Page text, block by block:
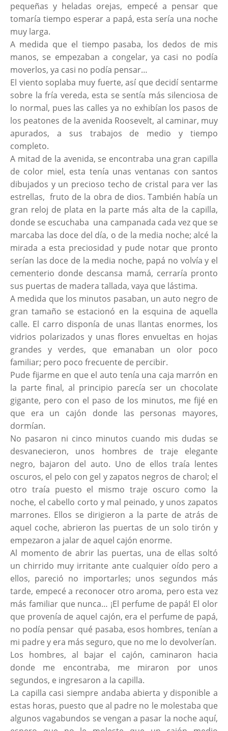
pequeñas y heladas orejas, empecé a pensar que
tomaría tiempo esperar a papá, esta sería una noche
muy larga.
A medida que el tiempo pasaba, los dedos de mis
manos, se empezaban a congelar, ya casi no podía
moverlos, ya casi no podía pensar…
El viento soplaba muy fuerte, así que decidí sentarme
sobre la fría vereda, esta se sentía más silenciosa de
lo normal, pues las calles ya no exhibían los pasos de
los peatones de la avenida Roosevelt, al caminar, muy
apurados, a sus trabajos de medio y tiempo
completo.
A mitad de la avenida, se encontraba una gran capilla
de color miel, esta tenía unas ventanas con santos
dibujados y un precioso techo de cristal para ver las
estrellas, fruto de la obra de dios. También había un
gran reloj de plata en la parte más alta de la capilla,
donde se escuchaba una campanada cada vez que se
marcaba las doce del día, o de la media noche; alcé la
mirada a esta preciosidad y pude notar que pronto
serían las doce de la media noche, papá no volvía y el
cementerio donde descansa mamá, cerraría pronto
sus puertas de madera tallada, vaya que lástima.
A medida que los minutos pasaban, un auto negro de
gran tamaño se estacionó en la esquina de aquella
calle. El carro disponía de unas llantas enormes, los
vidrios polarizados y unas flores envueltas en hojas
grandes y verdes, que emanaban un olor poco
familiar; pero poco frecuente de percibir.
Pude fijarme en que el auto tenía una caja marrón en
la parte final, al principio parecía ser un chocolate
gigante, pero con el paso de los minutos, me fijé en
que era un cajón donde las personas mayores,
dormían.
No pasaron ni cinco minutos cuando mis dudas se
desvanecieron, unos hombres de traje elegante
negro, bajaron del auto. Uno de ellos traía lentes
oscuros, el pelo con gel y zapatos negros de charol; el
otro traía puesto el mismo traje oscuro como la
noche, el cabello corto y mal peinado, y unos zapatos
marrones. Ellos se dirigieron a la parte de atrás de
aquel coche, abrieron las puertas de un solo tirón y
empezaron a jalar de aquel cajón enorme.
Al momento de abrir las puertas, una de ellas soltó
un chirrido muy irritante ante cualquier oído pero a
ellos, pareció no importarles; unos segundos más
tarde, empecé a reconocer otro aroma, pero esta vez
más familiar que nunca… ¡El perfume de papá! El olor
que provenía de aquel cajón, era el perfume de papá,
no podía pensar qué pasaba, esos hombres, tenían a
mi padre y era más seguro, que no me lo devolverían.
Los hombres, al bajar el cajón, caminaron hacia
donde me encontraba, me miraron por unos
segundos, e ingresaron a la capilla.
La capilla casi siempre andaba abierta y disponible a
estas horas, puesto que al padre no le molestaba que
algunos vagabundos se vengan a pasar la noche aquí,